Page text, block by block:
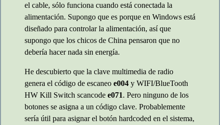
el cable, sólo funciona cuando está conectada la
alimentación. Supongo que es porque en Windows está
diseñado para controlar la alimentación, así que
supongo que los chicos de China pensaron que no
debería hacer nada sin energía.
He descubierto que la clave multimedia de radio
genera el código de escaneo e004 y WIFI/BlueTooth
HW Kill Switch scancode e071. Pero ninguno de los
botones se asigna a un código clave. Probablemente
sería útil para asignar el botón hardcoded en el sistema,